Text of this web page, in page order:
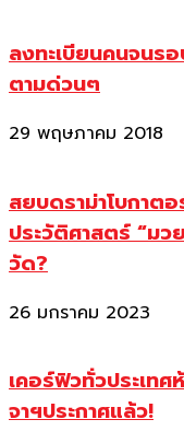
ลงทะเบียนคนจนร
ตามด่วนๆ
29 พฤษภาคม 2018
สยบดราม่าโบกาต
ประวัติศาสตร์ “มว
วัด?
26 มกราคม 2023
เคอร์ฟิวทั่วประเทศ
จาฯประกาศแล้ว!